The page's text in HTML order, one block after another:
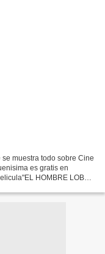
muestra todo sobre Cine
es gratis en
HOMBRE LOBO"